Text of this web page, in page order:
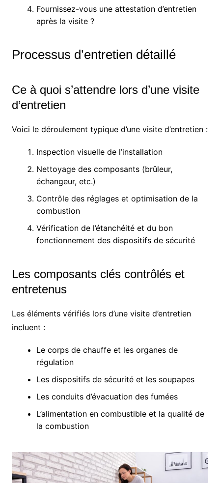
Fournissez-vous une attestation d’entretien
après la visite ?
Processus d’entretien détaillé
Ce à quoi s’attendre lors d’une visite
d’entretien
Voici le déroulement typique d’une visite d’entretien :
Inspection visuelle de l’installation
Nettoyage des composants (brûleur,
échangeur, etc.)
Contrôle des réglages et optimisation de la
combustion
Vérification de l’étanchéité et du bon
fonctionnement des dispositifs de sécurité
Les composants clés contrôlés et
entretenus
Les éléments vérifiés lors d’une visite d’entretien
incluent :
Le corps de chauffe et les organes de
régulation
Les dispositifs de sécurité et les soupapes
Les conduits d’évacuation des fumées
L’alimentation en combustible et la qualité de
la combustion